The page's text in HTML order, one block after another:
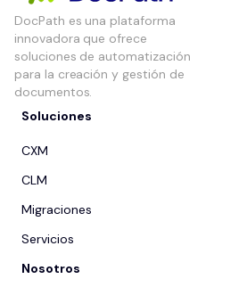
DocPath es una plataforma
innovadora que ofrece
soluciones de automatización
para la creación y gestión de
documentos.
Soluciones
CXM
CLM
Migraciones
Servicios
Nosotros